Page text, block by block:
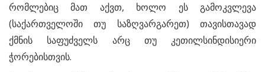
რომლებიც მათ აქვთ, ხოლო ეს გამოკვლევა
(საქართველოში თუ საზღვარგარეთ) თავისთავად
ქმნის საფუძველს არც თუ კეთილსინდისიერი
ჭორებისთვის.